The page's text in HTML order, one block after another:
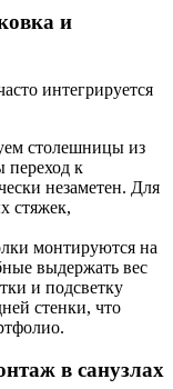
и
интегрируется
столешницы из
переход к
незаметен. Для
стяжек,
монтируются на
выдержать вес
и подсветку
стенки, что
в санузлах